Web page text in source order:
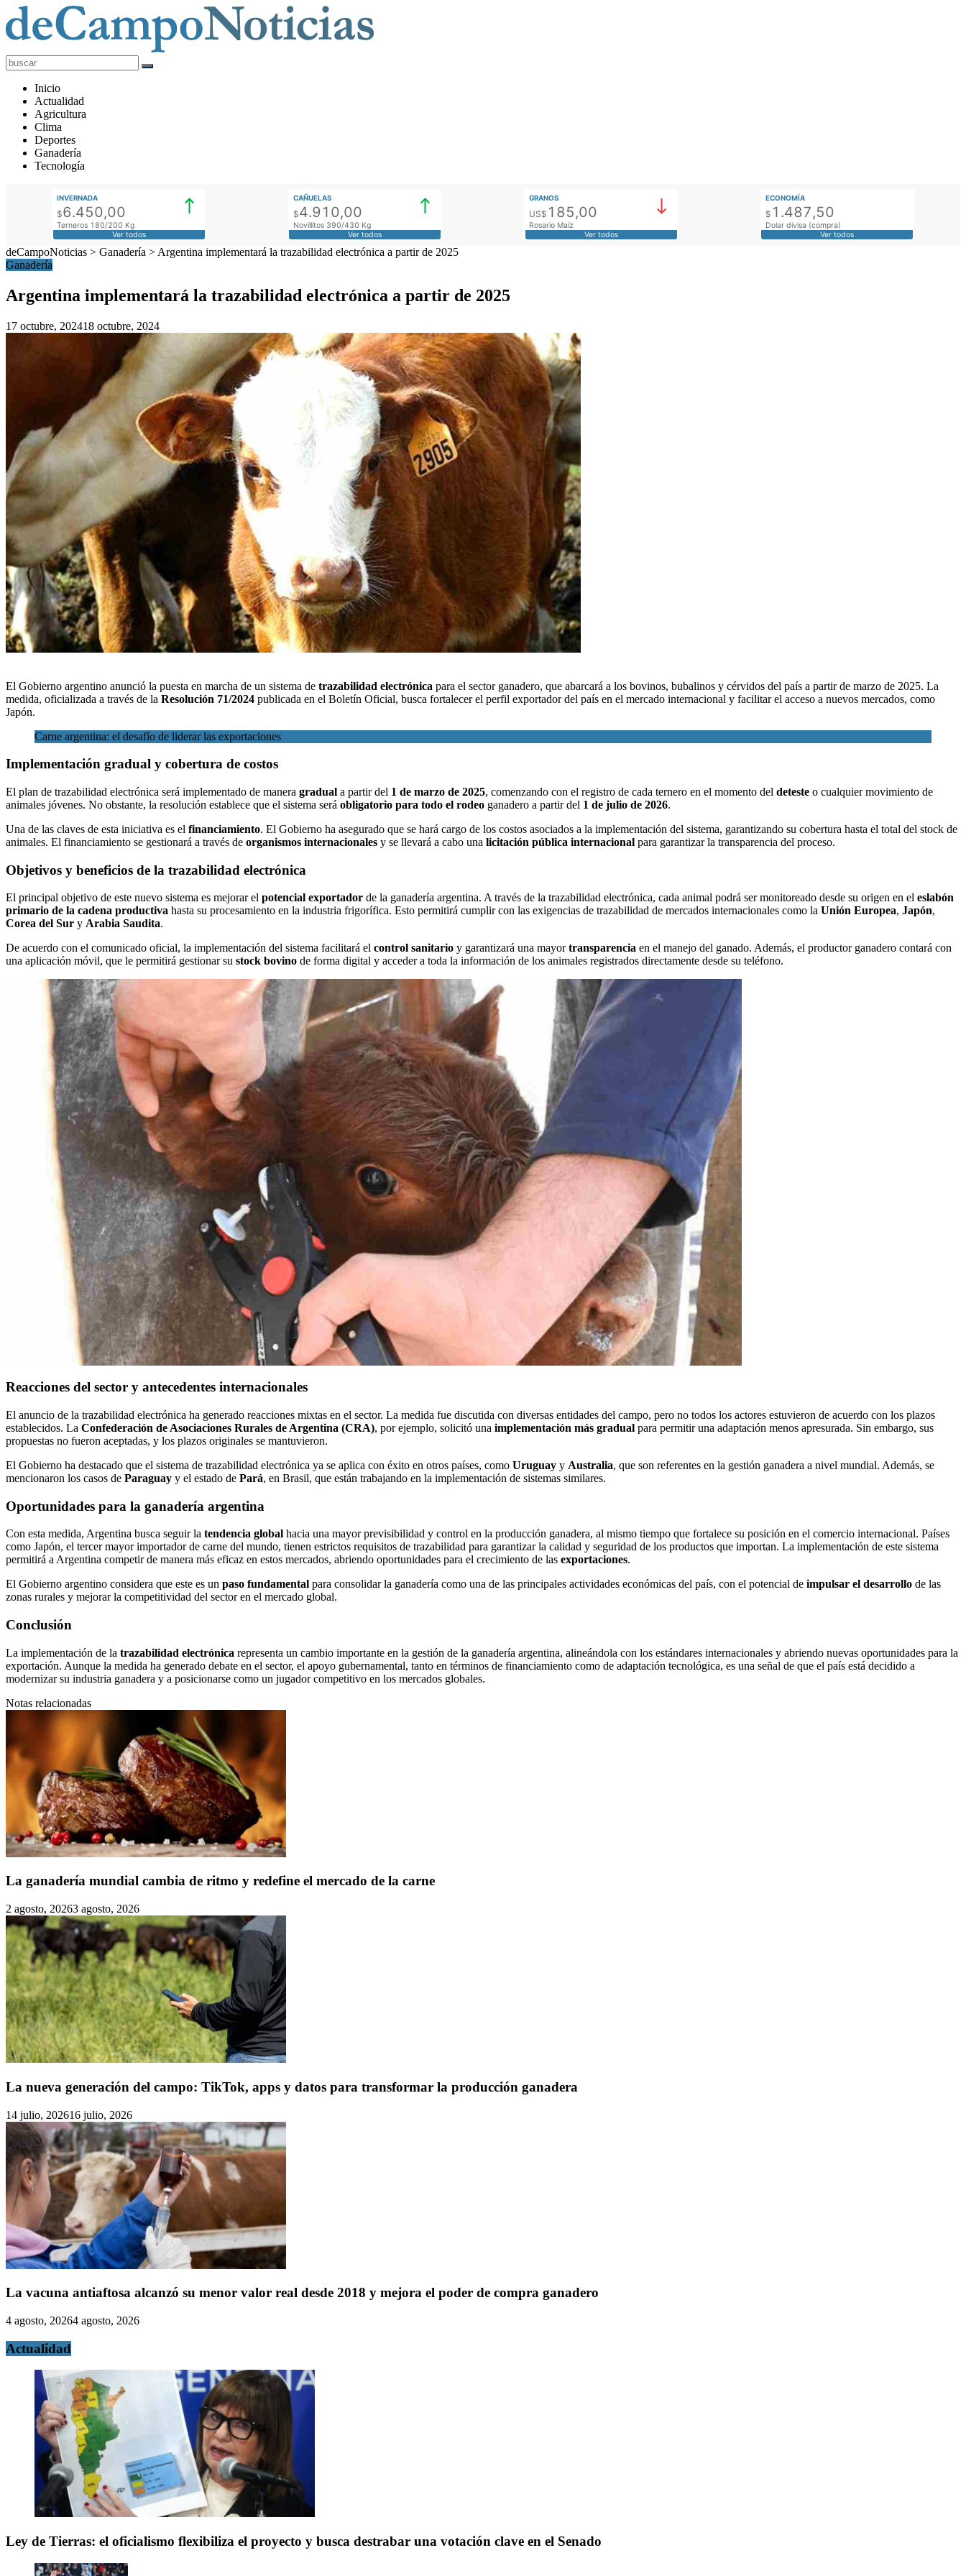
deCampoNoticias
Actualidad
Agropecuaria
Inicio
Actualidad
Agricultura
Clima
Deportes
Ganadería
Tecnología
INVERNADA
$6.450,00
Terneros 180/200 Kg
Ver todos
CAÑUELAS
$4.910,00
Novillitos 390/430 Kg
Ver todos
GRANOS
US$ 185,00
Rosario Maíz
Ver todos
ECONOMÍA
$ 1.487,50
Dolar divisa (compra)
Ver todos
deCampoNoticias > Ganadería > Argentina implementará la trazabilidad electrónica a partir de 2025
Ganadería
Argentina implementará la trazabilidad electrónica a partir de 2025
17 octubre, 202418 octubre, 2024
El Gobierno argentino anunció la puesta en marcha de un sistema de trazabilidad electrónica para el sector ganadero, que abarcará a los bovinos, bubalinos y cérvidos del país a partir de marzo de 2025. La
medida, oficializada a través de la Resolución 71/2024 publicada en el Boletín Oficial, busca fortalecer el perfil exportador del país en el mercado internacional y facilitar el acceso a nuevos mercados, como
Japón.
Carne argentina: el desafío de liderar las exportaciones
Implementación gradual y cobertura de costos
El plan de trazabilidad electrónica será implementado de manera gradual a partir del 1 de marzo de 2025, comenzando con el registro de cada ternero en el momento del deteste o cualquier movimiento de
animales jóvenes. No obstante, la resolución establece que el sistema será obligatorio para todo el rodeo ganadero a partir del 1 de julio de 2026.
Una de las claves de esta iniciativa es el financiamiento. El Gobierno ha asegurado que se hará cargo de los costos asociados a la implementación del sistema, garantizando su cobertura hasta el total del stock de
animales. El financiamiento se gestionará a través de organismos internacionales y se llevará a cabo una licitación pública internacional para garantizar la transparencia del proceso.
Objetivos y beneficios de la trazabilidad electrónica
El principal objetivo de este nuevo sistema es mejorar el potencial exportador de la ganadería argentina. A través de la trazabilidad electrónica, cada animal podrá ser monitoreado desde su origen en el eslabón
primario de la cadena productiva hasta su procesamiento en la industria frigorífica. Esto permitirá cumplir con las exigencias de trazabilidad de mercados internacionales como la Unión Europea, Japón,
Corea del Sur y Arabia Saudita.
De acuerdo con el comunicado oficial, la implementación del sistema facilitará el control sanitario y garantizará una mayortransparencia en el manejo del ganado. Además, el productor ganadero contará con
una aplicación móvil, que le permitirá gestionar su stock bovino de forma digital y acceder a toda la información de los animales registrados directamente desde su teléfono.
Reacciones del sector y antecedentes internacionales
El anuncio de la trazabilidad electrónica ha generado reacciones mixtas en el sector. La medida fue discutida con diversas entidades del campo, pero no todos los actores estuvieron de acuerdo con los plazos
establecidos. La Confederación de Asociaciones Rurales de Argentina (CRA), por ejemplo, solicitó una implementación más gradual para permitir una adaptación menos apresurada. Sin embargo, sus
propuestas no fueron aceptadas, y los plazos originales se mantuvieron.
El Gobierno ha destacado que el sistema de trazabilidad electrónica ya se aplica con éxito en otros países, como Uruguay y Australia, que son referentes en la gestión ganadera a nivel mundial. Además, se
mencionaron los casos de Paraguay y el estado de Pará, en Brasil, que están trabajando en la implementación de sistemas similares.
Oportunidades para la ganadería argentina
Con esta medida, Argentina busca seguir la tendencia global hacia una mayor previsibilidad y control en la producción ganadera, al mismo tiempo que fortalece su posición en el comercio internacional. Países
como Japón, el tercer mayor importador de carne del mundo, tienen estrictos requisitos de trazabilidad para garantizar la calidad y seguridad de los productos que importan. La implementación de este sistema
permitirá a Argentina competir de manera más eficaz en estos mercados, abriendo oportunidades para el crecimiento de las exportaciones.
El Gobierno argentino considera que este es un paso fundamental para consolidar la ganadería como una de las principales actividades económicas del país, con el potencial de impulsar el desarrollo de las
zonas rurales y mejorar la competitividad del sector en el mercado global.
Conclusión
La implementación de la trazabilidad electrónica representa un cambio importante en la gestión de la ganadería argentina, alineándola con los estándares internacionales y abriendo nuevas oportunidades para la
exportación. Aunque la medida ha generado debate en el sector, el apoyo gubernamental, tanto en términos de financiamiento como de adaptación tecnológica, es una señal de que el país está decidido a
modernizar su industria ganadera y a posicionarse como un jugador competitivo en los mercados globales.
Notas relacionadas
La ganadería mundial cambia de ritmo y redefine el mercado de la carne
2 agosto, 20263 agosto, 2026
La nueva generación del campo: TikTok, apps y datos para transformar la producción ganadera
14 julio, 202616 julio, 2026
La vacuna antiaftosa alcanzó su menor valor real desde 2018 y mejora el poder de compra ganadero
4 agosto, 20264 agosto, 2026
Actualidad
Ley de Tierras: el oficialismo flexibiliza el proyecto y busca destrabar una votación clave en el Senado